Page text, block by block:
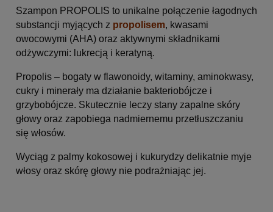
Szampon PROPOLIS to unikalne połączenie łagodnych
substancji myjących z propolisem, kwasami
owocowymi (AHA) oraz aktywnymi składnikami
odżywczymi: lukrecją i keratyną.
Propolis – bogaty w flawonoidy, witaminy, aminokwasy,
cukry i minerały ma działanie bakteriobójcze i
grzybobójcze. Skutecznie leczy stany zapalne skóry
głowy oraz zapobiega nadmiernemu przetłuszczaniu
się włosów.
Wyciąg z palmy kokosowej i kukurydzy delikatnie myje
włosy oraz skórę głowy nie podrażniając jej.